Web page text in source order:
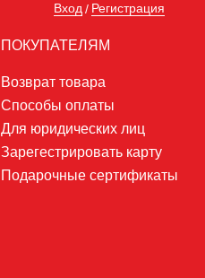
Вход / Регистрация
ПОКУПАТЕЛЯМ
Возврат товара
Способы оплаты
Для юридических лиц
Зарегестрировать карту
Подарочные сертификаты